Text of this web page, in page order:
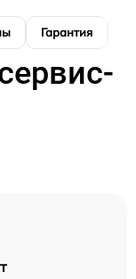
Гарантия